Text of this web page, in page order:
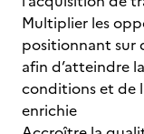
Multiplier les
positionnant sur
afin d’atteindre
conditions et de
enrichie